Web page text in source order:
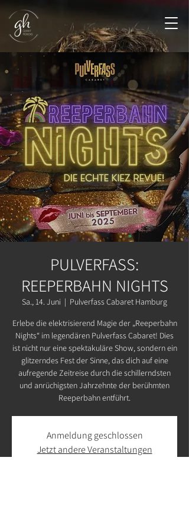
PULVERFASS:
REEPERBAHN NIGHTS
Sa., 14. Juni
  |
Pulverfass Cabaret Hamburg
Erlebe die elektrisierend Magie der „Reeperbahn
Nights“ im legendären Pulverfass Cabaret! Dies
ist nicht nur eine spektakuläre Show, sondern ein
glitzerndes Fest der Sinne, das dich auf eine
aufregende Zeitreise durch die schillerndsten
und anrüchigsten Jahrzehnte der berühmten
Reeperbahn entführt.
Anmeldung geschlossen
Jetzt andere Veranstaltungen